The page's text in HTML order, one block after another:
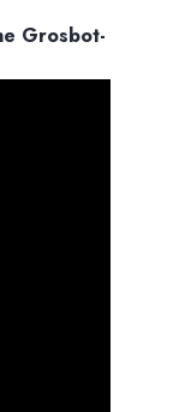
Grosbot-